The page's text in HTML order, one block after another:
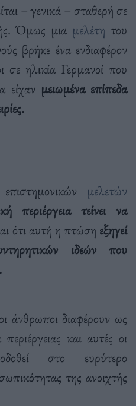
– γενικά – σταθερή σε
Όμως μια μελέτη του
βρήκε ένα ενδιαφέρον
σε ηλικία Γερμανοί που
είχαν μειωμένα επίπεδα
μελετών
περιέργεια τείνει να
ότι αυτή η πτώση εξηγεί
ιδεών που
άνθρωποι διαφέρουν ως
και αυτές οι
στο ευρύτερο
της ανοιχτής